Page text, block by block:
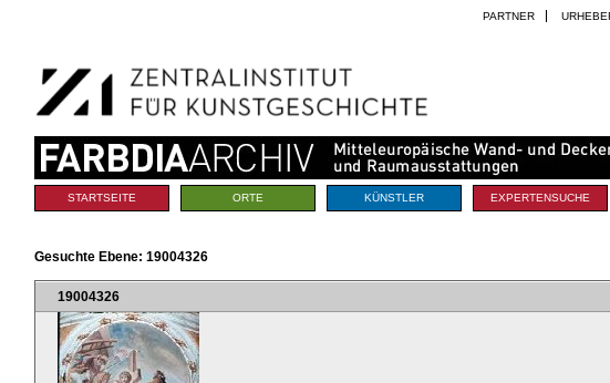
Navigation
PARTNER
Sektionen
STARTSEITE ORTE KÜNSTLER EXPERTENSUCHE
Gesuchte Ebene: 19004326
19004326